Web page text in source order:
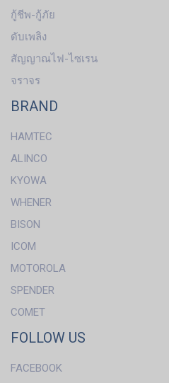
กู้ชีพ-กู้ภัย
ดับเพลิง
สัญญาณไฟ-ไซเรน
จราจร
BRAND
HAMTEC
ALINCO
KYOWA
WHENER
BISON
ICOM
MOTOROLA
SPENDER
COMET
FOLLOW US
FACEBOOK